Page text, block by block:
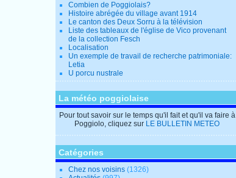
Combien de Poggiolais?
Histoire abrégée du village avant 1914
Le canton des Deux Sorru à la télévision
Liste des tableaux de l'église de Vico provenant
de la collection Fesch
Localisation
Un exemple de travail de recherche patrimoniale:
Letia
U porcu nustrale
La météo poggiolaise
Pour tout savoir sur le temps qu'il fait et qu'il va faire à
Poggiolo, cliquez sur LE BULLETIN METEO
Catégories
Chez nos voisins (1326)